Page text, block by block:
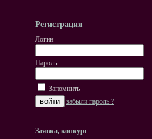
Регистрация
Логин
Пароль
Запомнить
забыли пароль ?
Заявка, конкурс